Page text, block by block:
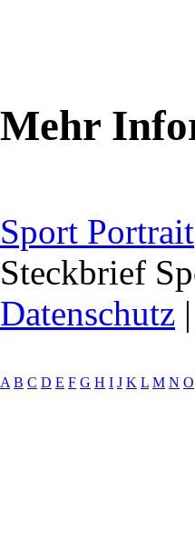
Mehr
Sport Portrait
Steckbrief
Datenschutz |
A B C D E F G H I J K L M N O